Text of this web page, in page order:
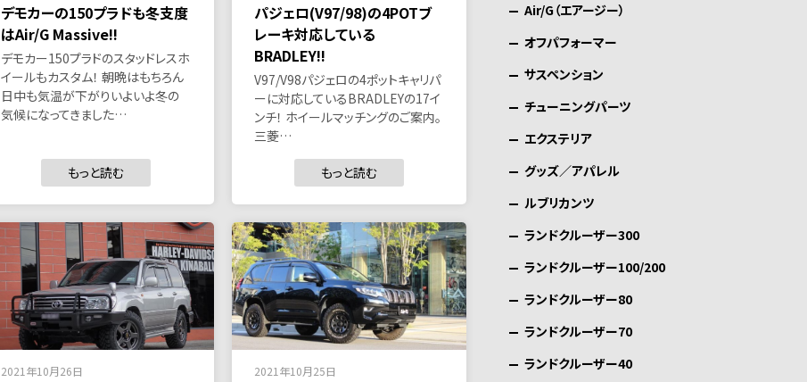
デモカーの150プラドも冬支度
はAir/G Massive!!
デモカー150プラドのスタッドレスホ
イールもカスタム！ 朝晩はもちろん
日中も気温が下がりいよいよ冬の
気候になってきました…
もっと読む
パジェロ(V97/98)の4POTブ
レーキ対応している
BRADLEY!!
V97/V98パジェロの4ポットキャリパ
ーに対応しているBRADLEYの17イ
ンチ！ ホイールマッチングのご案内。
三菱…
もっと読む
2021年10月26日 2021年10月25日
Air/G（エアージー）
オフパフォーマー
サスペンション
チューニングパーツ
エクステリア
グッズ／アパレル
ルブリカンツ
ランドクルーザー300
ランドクルーザー100/200
ランドクルーザー80
ランドクルーザー70
ランドクルーザー40